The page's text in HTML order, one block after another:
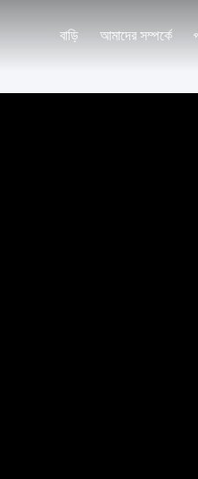
বাড়ি আমাদের সম্পর্কে